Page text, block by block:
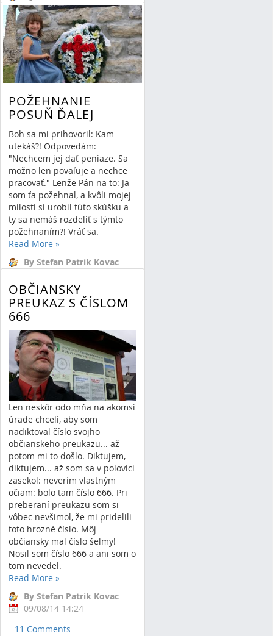
30/11/14 16:49
2 Comments
POŽEHNANIE
POSUŇ ĎALEJ
Boh sa mi prihovoril: Kam
utekáš?! Odpovedám:
"Nechcem jej dať peniaze. Sa
možno len povaľuje a nechce
pracovať." Lenže Pán na to: Ja
som ťa požehnal, a kvôli mojej
milosti si urobil túto skúšku a
ty sa nemáš rozdeliť s týmto
požehnaním?! Vráť sa.
Read More »
By Stefan Patrik Kovac
7 Comments
OBČIANSKY
PREUKAZ S ČÍSLOM
666
Len neskôr odo mňa na akomsi
úrade chceli, aby som
nadiktoval číslo svojho
občianskeho preukazu... až
potom mi to došlo. Diktujem,
diktujem... až som sa v polovici
zasekol: neverím vlastným
očiam: bolo tam číslo 666. Pri
preberaní preukazu som si
vôbec nevšimol, že mi pridelili
toto hrozné číslo. Môj
občiansky mal číslo šelmy!
Nosil som číslo 666 a ani som o
tom nevedel.
Read More »
By Stefan Patrik Kovac
09/08/14 14:24
11 Comments